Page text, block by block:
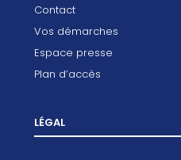
Contact
Vos démarches
Espace presse
Plan d’accès
LÉGAL